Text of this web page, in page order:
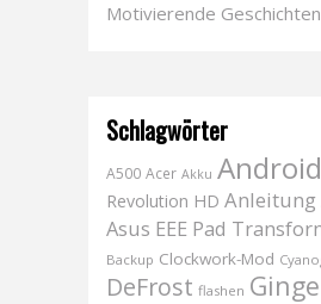
Motivierende Geschichten
Schlagwörter
A500 Acer Akku Android
Revolution HD Anleitung
Asus EEE Pad
Backup Clockwork-Mod
DeFrost flashen